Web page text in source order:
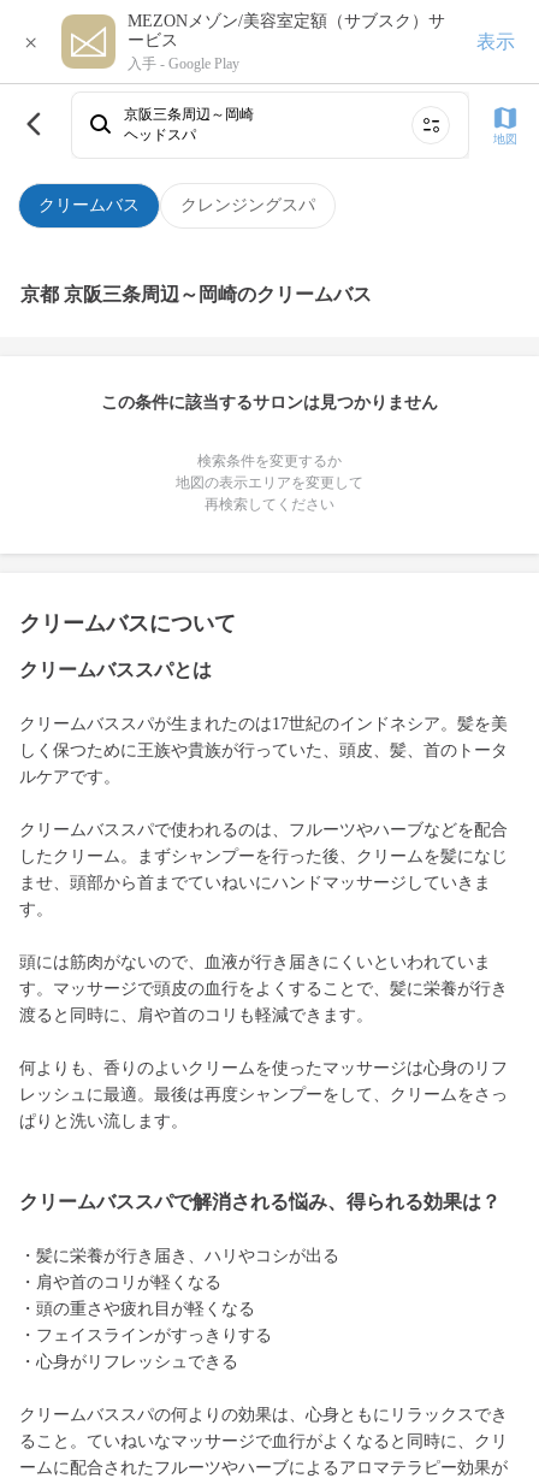
×
MEZONメゾン/美容室定額（サブスク）サ
ービス
入手 - Google Play
表示
クリームバス クレンジングスパ
京阪三条周辺～岡崎
ヘッドスパ
地図
京都 京阪三条周辺～岡崎のクリームバス
この条件に該当するサロンは見つかりません
検索条件を変更するか
地図の表示エリアを変更して
再検索してください
クリームバスについて
クリームバススパとは
クリームバススパが生まれたのは17世紀のインドネシア。髪を美
しく保つために王族や貴族が行っていた、頭皮、髪、首のトータ
ルケアです。
クリームバススパで使われるのは、フルーツやハーブなどを配合
したクリーム。まずシャンプーを行った後、クリームを髪になじ
ませ、頭部から首までていねいにハンドマッサージしていきま
す。
頭には筋肉がないので、血液が行き届きにくいといわれていま
す。マッサージで頭皮の血行をよくすることで、髪に栄養が行き
渡ると同時に、肩や首のコリも軽減できます。
何よりも、香りのよいクリームを使ったマッサージは心身のリフ
レッシュに最適。最後は再度シャンプーをして、クリームをさっ
ぱりと洗い流します。
クリームバススパで解消される悩み、得られる効果は？
・髪に栄養が行き届き、ハリやコシが出る
・肩や首のコリが軽くなる
・頭の重さや疲れ目が軽くなる
・フェイスラインがすっきりする
・心身がリフレッシュできる
クリームバススパの何よりの効果は、心身ともにリラックスでき
ること。ていねいなマッサージで血行がよくなると同時に、クリ
ームに配合されたフルーツやハーブによるアロマテラピー効果が